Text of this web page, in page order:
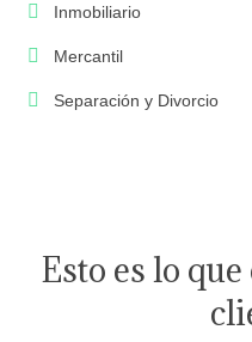
Inmobiliario
Mercantil
Separación y Divorcio
Esto es lo